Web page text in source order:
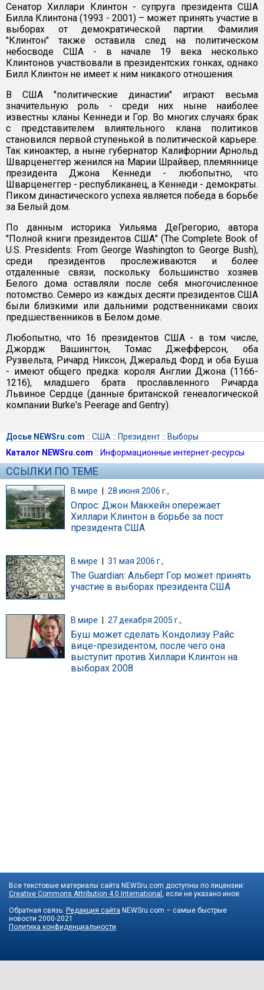
Сенатор Хиллари Клинтон - супруга президента США
Билла Клинтона (1993 - 2001) – может принять участие в
выборах от демократической партии. Фамилия
"Клинтон" также оставила след на политическом
небосводе США - в начале 19 века несколько
Клинтонов участвовали в президентских гонках, однако
Билл Клинтон не имеет к ним никакого отношения.
В США "политические династии" играют весьма
значительную роль - среди них ныне наиболее
известны кланы Кеннеди и Гор. Во многих случаях брак
с представителем влиятельного клана политиков
становился первой ступенькой в политической карьере.
Так киноактер, а ныне губернатор Калифорнии Арнольд
Шварценеггер женился на Марии Шрайвер, племяннице
президента Джона Кеннеди - любопытно, что
Шварценеггер - республиканец, а Кеннеди - демократы.
Пиком династического успеха является победа в борьбе
за Белый дом.
По данным историка Уильяма ДеГрегорио, автора
"Полной книги президентов США" (The Complete Book of
U.S. Presidents: From George Washington to George Bush),
среди президентов прослеживаются и более
отдаленные связи, поскольку большинство хозяев
Белого дома оставляли после себя многочисленное
потомство. Семеро из каждых десяти президентов США
были близкими или дальними родственниками своих
предшественников в Белом доме.
Любопытно, что 16 президентов США - в том числе,
Джордж Вашингтон, Томас Джефферсон, оба
Рузвельта, Ричард Никсон, Джеральд Форд и оба Буша
- имеют общего предка: короля Англии Джона (1166-
1216), младшего брата прославленного Ричарда
Львиное Сердце (данные британской генеалогической
компании Burke's Peerage and Gentry).
Досье NEWSru.com :: США :: Президент:: Выборы
Каталог NEWSru.com :: Информационные интернет-ресурсы
ССЫЛКИ ПО ТЕМЕ
В мире | 28 июня 2006 г.,
Опрос: Джон Маккейн опережает
Хиллари Клинтон в борьбе за пост
президента США
В мире 31 мая 2006 г.,
The Guardian: Альберт Гор может принять
участие в выборах президента США
В мире 27 декабря 2005 г.,
Буш может сделать Кондолизу Райс
вице-президентом, после чего она
выступит против Хиллари Клинтон на
выборах 2008
Все текстовые материалы сайта NEWSru.com доступны по лицензии:
Creative Commons Attribution 4.0 International , если не указано иное.
Обратная связь: Редакция сайта NEWSru.com – самые быстрые
новости 2000-2021
Политика конфиденциальности